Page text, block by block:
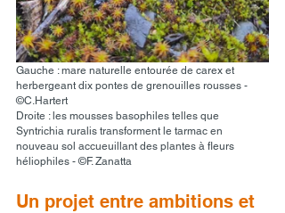
Gauche : mare naturelle entourée de carex et
herbergeant dix pontes de grenouilles rousses -
©C.Hartert
Droite : les mousses basophiles telles que
Syntrichia ruralis transforment le tarmac en
nouveau sol accueuillant des plantes à fleurs
héliophiles - ©F. Zanatta
Un projet entre ambitions et